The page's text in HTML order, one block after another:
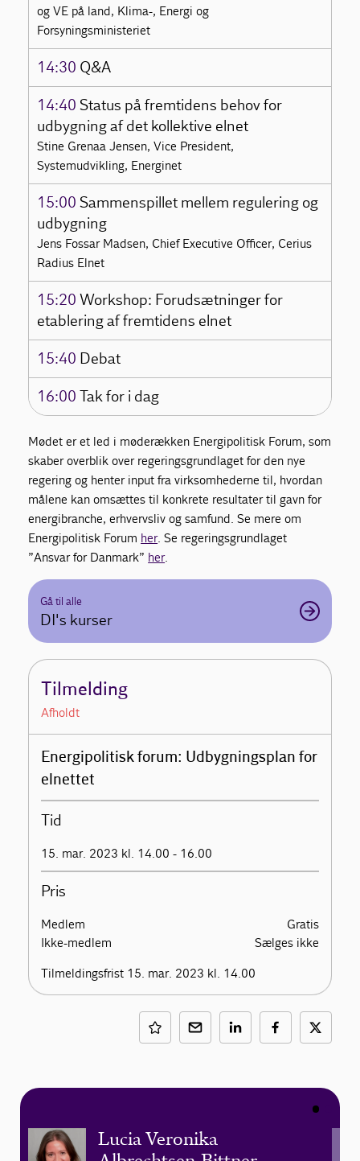
og VE på land, Klima-, Energi og
Forsyningsministeriet
14:30 Q&A
14:40 Status på fremtidens behov for
udbygning af det kollektive elnet
Stine Grenaa Jensen, Vice President,
Systemudvikling, Energinet
15:00 Sammenspillet mellem regulering og
udbygning
Jens Fossar Madsen, Chief Executive Officer, Cerius
Radius Elnet
15:20 Workshop: Forudsætninger for
etablering af fremtidens elnet
15:40 Debat
16:00 Tak for i dag
Mødet er et led i møderækken Energipolitisk Forum, som
skaber overblik over regeringsgrundlaget for den nye
regering og henter input fra virksomhederne til, hvordan
målene kan omsættes til konkrete resultater til gavn for
energibranche, erhvervsliv og samfund. Se mere om
Energipolitisk Forum her. Se regeringsgrundlaget
”Ansvar for Danmark” her.
Gå til alle
DI's kurser
Tilmelding
Afholdt
Energipolitisk forum: Udbygningsplan for
elnettet
Tid
15. mar. 2023 kl. 14.00 - 16.00
Pris
Medlem
Gratis
Ikke-medlem
Sælges ikke
Tilmeldingsfrist 15. mar. 2023 kl. 14.00
Lucia Veronika